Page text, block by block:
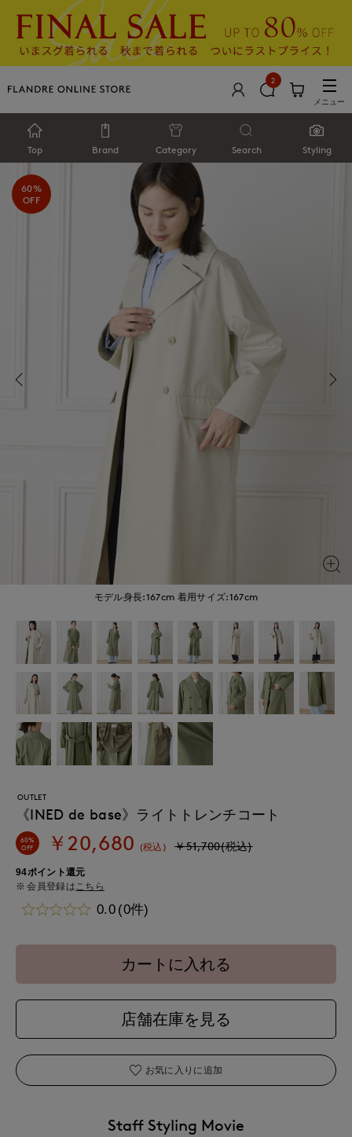
2
メニュー
Top Brand Category Search Styling
モデル身長:167cm 着用サイズ:167cm
60%
OFF
OUTLET
《INED de base》ライトトレンチコート
60%
OFF
￥20,680 (税込) ￥51,700(税込)
94ポイント還元
会員登録はこちら
0.0 (0件)
カートに入れる
店舗在庫を見る
お気に入りに追加
Staff Styling Movie